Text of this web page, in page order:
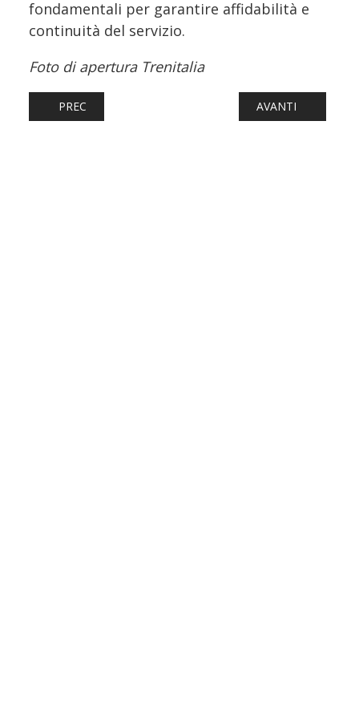
fondamentali per garantire affidabilità e
continuità del servizio.
Foto di apertura Trenitalia
ARTICOLO PRECEDENTE: CENTRALE SATURA,
PREC ARTICOLO
AVANTI